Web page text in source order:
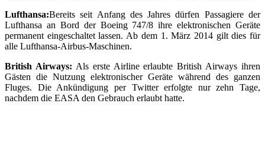
Lufthansa:Bereits seit Anfang des Jahres dürfen Passagiere der
Lufthansa an Bord der Boeing 747/8 ihre elektronischen Geräte
permanent eingeschaltet lassen. Ab dem 1. März 2014 gilt dies für
alle Lufthansa-Airbus-Maschinen.
British Airways: Als erste Airline erlaubte British Airways ihren
Gästen die Nutzung elektronischer Geräte während des ganzen
Fluges. Die Ankündigung per Twitter erfolgte nur zehn Tage,
nachdem die EASA den Gebrauch erlaubt hatte.